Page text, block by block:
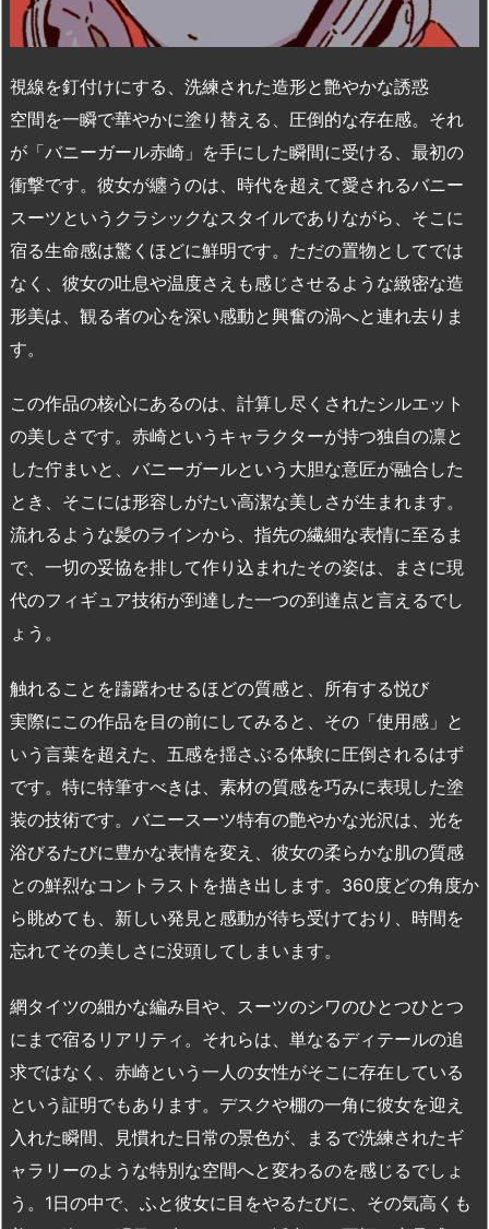
視線を釘付けにする、洗練された造形と艶やかな誘惑
空間を一瞬で華やかに塗り替える、圧倒的な存在感。それ
が「バニーガール赤崎」を手にした瞬間に受ける、最初の
衝撃です。彼女が纏うのは、時代を超えて愛されるバニー
スーツというクラシックなスタイルでありながら、そこに
宿る生命感は驚くほどに鮮明です。ただの置物としてでは
なく、彼女の吐息や温度さえも感じさせるような緻密な造
形美は、観る者の心を深い感動と興奮の渦へと連れ去りま
す。
この作品の核心にあるのは、計算し尽くされたシルエット
の美しさです。赤崎というキャラクターが持つ独自の凛と
した佇まいと、バニーガールという大胆な意匠が融合した
とき、そこには形容しがたい高潔な美しさが生まれます。
流れるような髪のラインから、指先の繊細な表情に至るま
で、一切の妥協を排して作り込まれたその姿は、まさに現
代のフィギュア技術が到達した一つの到達点と言えるでし
ょう。
触れることを躊躇わせるほどの質感と、所有する悦び
実際にこの作品を目の前にしてみると、その「使用感」と
いう言葉を超えた、五感を揺さぶる体験に圧倒されるはず
です。特に特筆すべきは、素材の質感を巧みに表現した塗
装の技術です。バニースーツ特有の艶やかな光沢は、光を
浴びるたびに豊かな表情を変え、彼女の柔らかな肌の質感
との鮮烈なコントラストを描き出します。360度どの角度か
ら眺めても、新しい発見と感動が待ち受けており、時間を
忘れてその美しさに没頭してしまいます。
網タイツの細かな編み目や、スーツのシワのひとつひとつ
にまで宿るリアリティ。それらは、単なるディテールの追
求ではなく、赤崎という一人の女性がそこに存在している
という証明でもあります。デスクや棚の一角に彼女を迎え
入れた瞬間、見慣れた日常の景色が、まるで洗練されたギ
ャラリーのような特別な空間へと変わるのを感じるでしょ
う。1日の中で、ふと彼女に目をやるたびに、その気高くも